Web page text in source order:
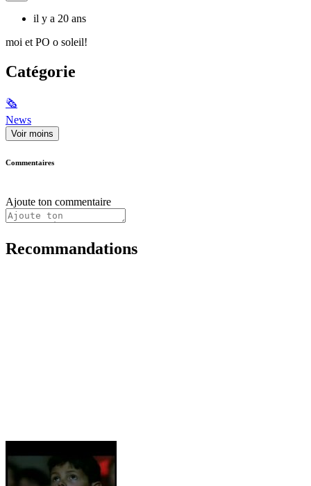
il y a 20 ans
moi et PO o soleil!
Catégorie
🗞
News
Voir moins
Commentaires
Ajoute ton commentaire
Recommandations